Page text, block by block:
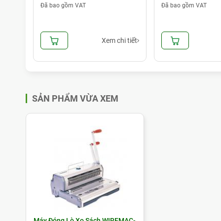
Đã bao gồm VAT
Xem chi tiết
Đã bao gồm VAT
SẢN PHẨM VỪA XEM